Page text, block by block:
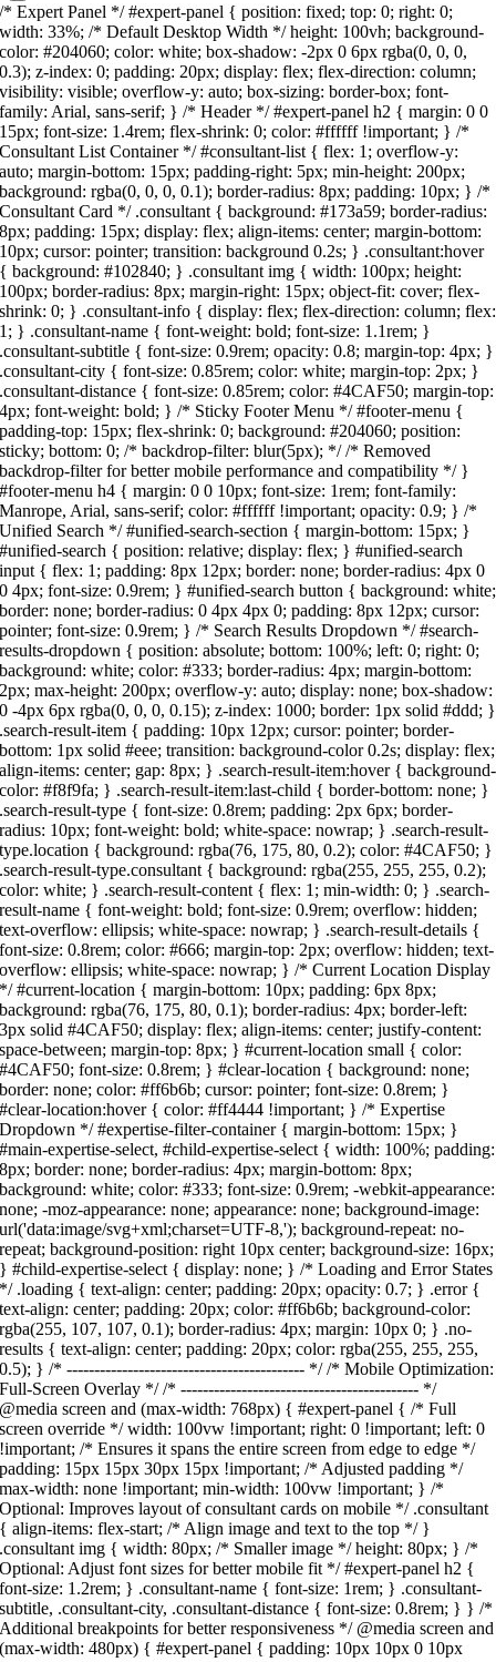
/* Expert Panel */ #expert-panel { position: fixed; top: 0; right: 0;
width: 33%; /* Default Desktop Width */ height: 100vh; background-
color: #204060; color: white; box-shadow: -2px 0 6px rgba(0, 0, 0,
0.3); z-index: 0; padding: 20px; display: flex; flex-direction: column;
visibility: visible; overflow-y: auto; box-sizing: border-box; font-
family: Arial, sans-serif; } /* Header */ #expert-panel h2 { margin: 0 0
15px; font-size: 1.4rem; flex-shrink: 0; color: #ffffff !important; } /*
Consultant List Container */ #consultant-list { flex: 1; overflow-y:
auto; margin-bottom: 15px; padding-right: 5px; min-height: 200px;
background: rgba(0, 0, 0, 0.1); border-radius: 8px; padding: 10px; } /*
Consultant Card */ .consultant { background: #173a59; border-radius:
8px; padding: 15px; display: flex; align-items: center; margin-bottom:
10px; cursor: pointer; transition: background 0.2s; } .consultant:hover
{ background: #102840; } .consultant img { width: 100px; height:
100px; border-radius: 8px; margin-right: 15px; object-fit: cover; flex-
shrink: 0; } .consultant-info { display: flex; flex-direction: column; flex:
1; } .consultant-name { font-weight: bold; font-size: 1.1rem; }
.consultant-subtitle { font-size: 0.9rem; opacity: 0.8; margin-top: 4px; }
.consultant-city { font-size: 0.85rem; color: white; margin-top: 2px; }
.consultant-distance { font-size: 0.85rem; color: #4CAF50; margin-top:
4px; font-weight: bold; } /* Sticky Footer Menu */ #footer-menu {
padding-top: 15px; flex-shrink: 0; background: #204060; position:
sticky; bottom: 0; /* backdrop-filter: blur(5px); */ /* Removed
backdrop-filter for better mobile performance and compatibility */ }
#footer-menu h4 { margin: 0 0 10px; font-size: 1rem; font-family:
Manrope, Arial, sans-serif; color: #ffffff !important; opacity: 0.9; } /*
Unified Search */ #unified-search-section { margin-bottom: 15px; }
#unified-search { position: relative; display: flex; } #unified-search
input { flex: 1; padding: 8px 12px; border: none; border-radius: 4px 0
0 4px; font-size: 0.9rem; } #unified-search button { background: white;
border: none; border-radius: 0 4px 4px 0; padding: 8px 12px; cursor:
pointer; font-size: 0.9rem; } /* Search Results Dropdown */ #search-
results-dropdown { position: absolute; bottom: 100%; left: 0; right: 0;
background: white; color: #333; border-radius: 4px; margin-bottom:
2px; max-height: 200px; overflow-y: auto; display: none; box-shadow:
0 -4px 6px rgba(0, 0, 0, 0.15); z-index: 1000; border: 1px solid #ddd; }
.search-result-item { padding: 10px 12px; cursor: pointer; border-
bottom: 1px solid #eee; transition: background-color 0.2s; display: flex;
align-items: center; gap: 8px; } .search-result-item:hover { background-
color: #f8f9fa; } .search-result-item:last-child { border-bottom: none; }
.search-result-type { font-size: 0.8rem; padding: 2px 6px; border-
radius: 10px; font-weight: bold; white-space: nowrap; } .search-result-
type.location { background: rgba(76, 175, 80, 0.2); color: #4CAF50; }
.search-result-type.consultant { background: rgba(255, 255, 255, 0.2);
color: white; } .search-result-content { flex: 1; min-width: 0; } .search-
result-name { font-weight: bold; font-size: 0.9rem; overflow: hidden;
text-overflow: ellipsis; white-space: nowrap; } .search-result-details {
font-size: 0.8rem; color: #666; margin-top: 2px; overflow: hidden; text-
overflow: ellipsis; white-space: nowrap; } /* Current Location Display
*/ #current-location { margin-bottom: 10px; padding: 6px 8px;
background: rgba(76, 175, 80, 0.1); border-radius: 4px; border-left:
3px solid #4CAF50; display: flex; align-items: center; justify-content:
space-between; margin-top: 8px; } #current-location small { color:
#4CAF50; font-size: 0.8rem; } #clear-location { background: none;
border: none; color: #ff6b6b; cursor: pointer; font-size: 0.8rem; }
#clear-location:hover { color: #ff4444 !important; } /* Expertise
Dropdown */ #expertise-filter-container { margin-bottom: 15px; }
#main-expertise-select, #child-expertise-select { width: 100%; padding:
8px; border: none; border-radius: 4px; margin-bottom: 8px;
background: white; color: #333; font-size: 0.9rem; -webkit-appearance:
none; -moz-appearance: none; appearance: none; background-image:
url('data:image/svg+xml;charset=UTF-8,'); background-repeat: no-
repeat; background-position: right 10px center; background-size: 16px;
} #child-expertise-select { display: none; } /* Loading and Error States
*/ .loading { text-align: center; padding: 20px; opacity: 0.7; } .error {
text-align: center; padding: 20px; color: #ff6b6b; background-color:
rgba(255, 107, 107, 0.1); border-radius: 4px; margin: 10px 0; } .no-
results { text-align: center; padding: 20px; color: rgba(255, 255, 255,
0.5); } /* ------------------------------------------- */ /* Mobile Optimization:
Full-Screen Overlay */ /* ------------------------------------------- */
@media screen and (max-width: 768px) { #expert-panel { /* Full
screen override */ width: 100vw !important; right: 0 !important; left: 0
!important; /* Ensures it spans the entire screen from edge to edge */
padding: 15px 15px 30px 15px !important; /* Adjusted padding */
max-width: none !important; min-width: 100vw !important; } /*
Optional: Improves layout of consultant cards on mobile */ .consultant
{ align-items: flex-start; /* Align image and text to the top */ }
.consultant img { width: 80px; /* Smaller image */ height: 80px; } /*
Optional: Adjust font sizes for better mobile fit */ #expert-panel h2 {
font-size: 1.2rem; } .consultant-name { font-size: 1rem; } .consultant-
subtitle, .consultant-city, .consultant-distance { font-size: 0.8rem; } } /*
Additional breakpoints for better responsiveness */ @media screen and
(max-width: 480px) { #expert-panel { padding: 10px 10px 0 10px